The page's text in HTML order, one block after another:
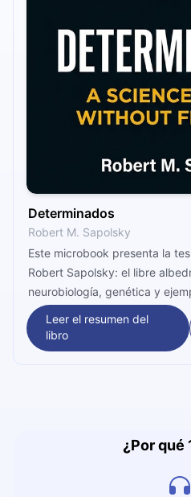
Determinados
Robert M. Sapolsky
Este microbook presenta la
Robert Sapolsky: el libre
neurobiología, genética y
entender cómo cada decisión
de una cadena infinita de
ambientales, y por qué
Leer el resumen del
libro
¿Por qué